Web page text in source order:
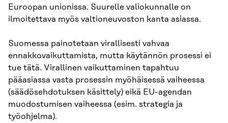
Euroopan unionissa. Suurelle valiokunnalle on
ilmoitettava myös valtioneuvoston kanta asiassa.
Suomessa painotetaan virallisesti vahvaa
ennakkovaikuttamista, mutta käytännön prosessi ei
tue tätä. Virallinen vaikuttaminen tapahtuu
pääasiassa vasta prosessin myöhäisessä vaiheessa
(säädösehdotuksen käsittely) eikä EU-agendan
muodostumisen vaiheessa (esim. strategia ja
työohjelma).